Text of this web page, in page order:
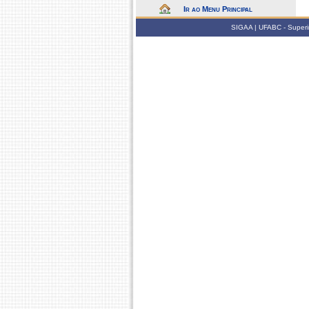
Ir ao Menu Principal
SIGAA | UFABC -